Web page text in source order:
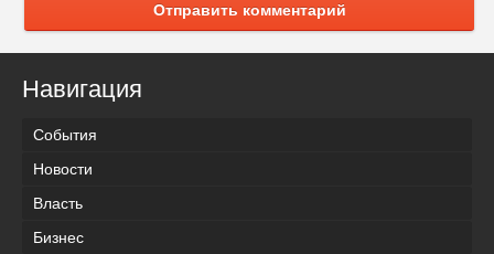
Отправить комментарий
Навигация
События
Новости
Власть
Бизнес